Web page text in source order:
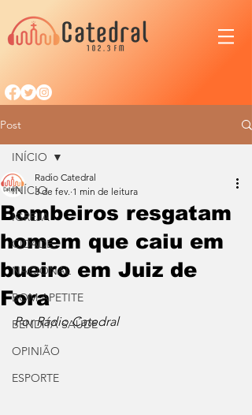
Post
INÍCIO
IGREJA
CIDADE
NACIONAL
BOM APETITE
BENDITA SAÚDE
OPINIÃO
ESPORTE
INÍCIO
Bombeiros resgatam
homem que caiu em
bueiro em Juiz de
Fora
Radio Catedral
3 de fev. 1 min de leitura
Por Rádio Catedral